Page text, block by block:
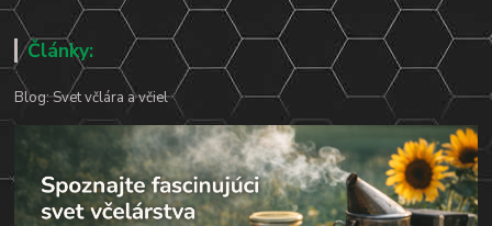
Články:
Blog: Svet včlára a včiel